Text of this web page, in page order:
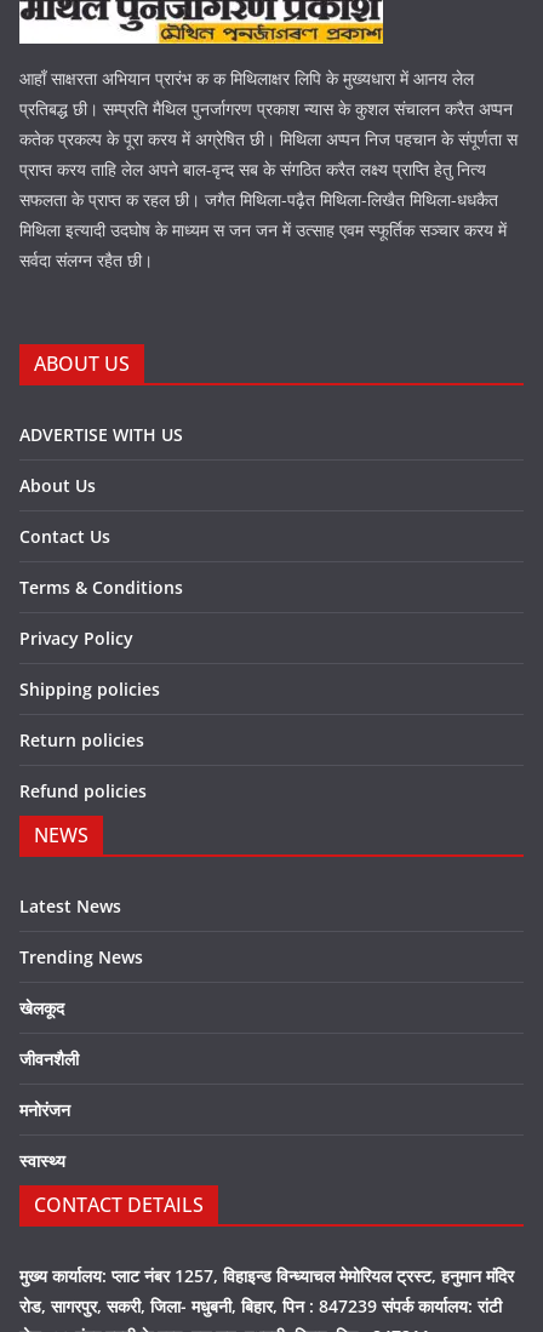
आहाँ साक्षरता अभियान प्रारंभ क क मिथिलाक्षर लिपि के मुख्यधारा में आनय लेल
प्रतिबद्ध छी। सम्प्रति मैथिल पुनर्जागरण प्रकाश न्यास के कुशल संचालन करैत अप्पन
कतेक प्रकल्प के पूरा करय में अग्रेषित छी। मिथिला अप्पन निज पहचान के संपूर्णता स
प्राप्त करय ताहि लेल अपने बाल-वृन्द सब के संगठित करैत लक्ष्य प्राप्ति हेतु नित्य
सफलता के प्राप्त क रहल छी। जगैत मिथिला-पढ़ैत मिथिला-लिखैत मिथिला-धधकैत
मिथिला इत्यादी उदघोष के माध्यम स जन जन में उत्साह एवम स्फूर्तिक सञ्चार करय में
सर्वदा संलग्न रहैत छी।
ABOUT US
ADVERTISE WITH US
About Us
Contact Us
Terms & Conditions
Privacy Policy
Shipping policies
Return policies
Refund policies
NEWS
Latest News
Trending News
खेलकूद
जीवनशैली
मनोरंजन
स्वास्थ्य
CONTACT DETAILS
मुख्य कार्यालय: प्लाट नंबर 1257, विहाइन्ड विन्ध्याचल मेमोरियल ट्रस्ट, हनुमान मंदिर
रोड, सागरपुर, सकरी, जिला- मधुबनी, बिहार, पिन : 847239 संपर्क कार्यालय: रांटी